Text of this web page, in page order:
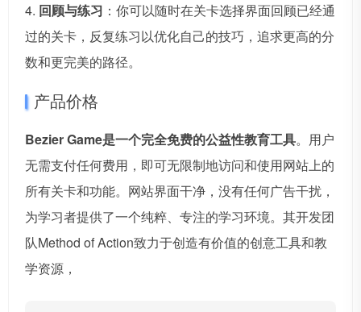
4. 回顾与练习 ：你可以随时在关卡选择界面回顾已经通
过的关卡，反复练习以优化自己的技巧，追求更高的分
数和更完美的路径。
产品价格
Bezier Game是一个完全免费的公益性教育工具。用户
无需支付任何费用，即可无限制地访问和使用网站上的
所有关卡和功能。网站界面干净，没有任何广告干扰，
为学习者提供了一个纯粹、专注的学习环境。其开发团
队Method of Action致力于创造有价值的创意工具和教
学资源，